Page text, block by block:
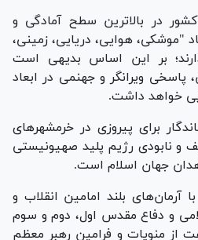
در بالاترین سطح آمادگی و
"موشکی، هوایی، دریایی، زمینی،
بر این اساس بدیهی است
ویرانگر و جهنمی در ابعاد
پی خواهد داشت.
برای پیروزی در خرمشهرهای
نابودی رژیم پلید صهیونیستی
جهان اسلام است.
آرمان‌های بلند امامین انقلاب و
و دفاع مقدس اول، دوم و سوم
از منویات و فرامین رهبر معظم